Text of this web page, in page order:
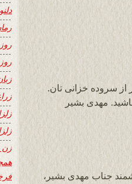
از سروده خزانی تان.
مهدی بشیر
جناب مهدی بشیر،
زن